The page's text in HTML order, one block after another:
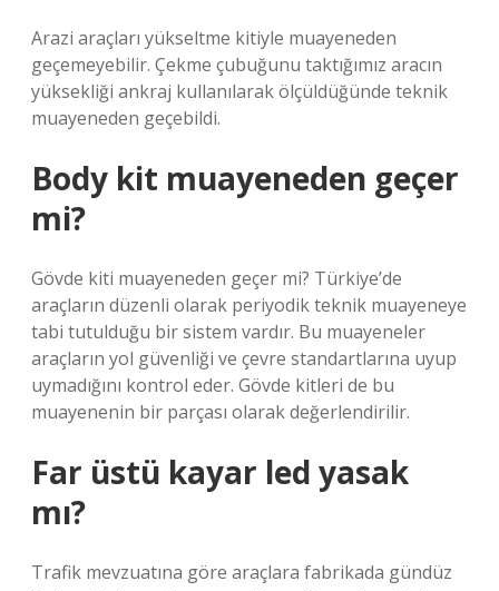
Arazi araçları yükseltme kitiyle muayeneden
geçemeyebilir. Çekme çubuğunu taktığımız aracın
yüksekliği ankraj kullanılarak ölçüldüğünde teknik
muayeneden geçebildi.
Body kit muayeneden geçer
mi?
Gövde kiti muayeneden geçer mi? Türkiye’de
araçların düzenli olarak periyodik teknik muayeneye
tabi tutulduğu bir sistem vardır. Bu muayeneler
araçların yol güvenliği ve çevre standartlarına uyup
uymadığını kontrol eder. Gövde kitleri de bu
muayenenin bir parçası olarak değerlendirilir.
Far üstü kayar led yasak
mı?
Trafik mevzuatına göre araçlara fabrikada gündüz